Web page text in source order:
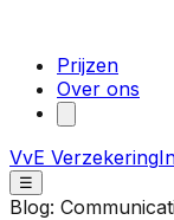
Prijzen
Over ons
VvE Verzekering
☰
Blog: